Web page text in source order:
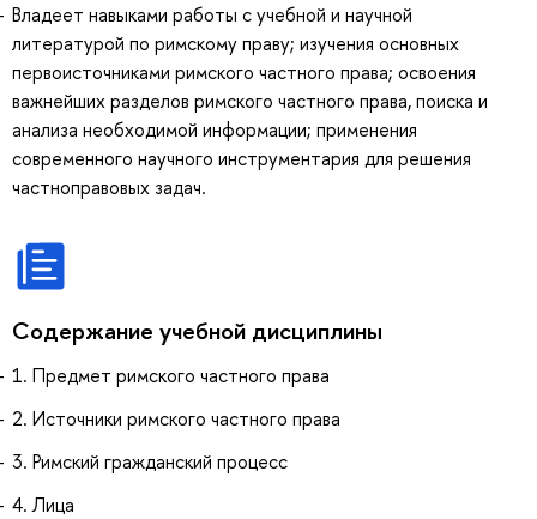
Владеет навыками работы с учебной и научной
литературой по римскому праву; изучения основных
первоисточниками римского частного права; освоения
важнейших разделов римского частного права, поиска и
анализа необходимой информации; применения
современного научного инструментария для решения
частноправовых задач.
Содержание учебной дисциплины
1. Предмет римского частного права
2. Источники римского частного права
3. Римский гражданский процесс
4. Лица